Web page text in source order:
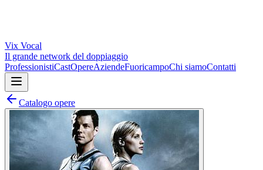
Vix Vocal
Il grande network del doppiaggio
ProfessionistiCastOpereAziendeFuoricampoChi siamoContatti
Catalogo opere